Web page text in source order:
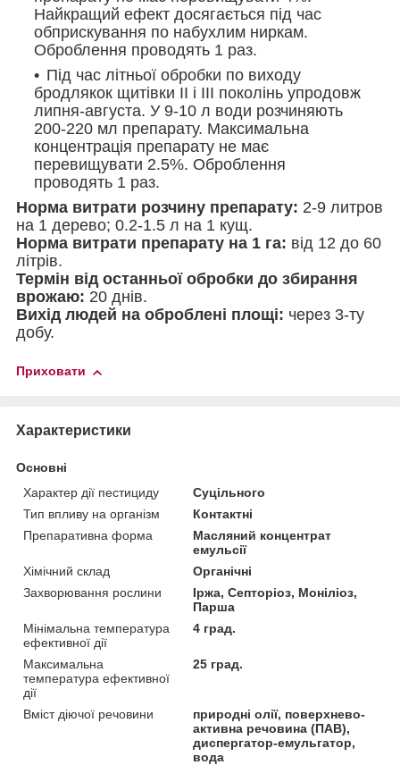
Найкращий ефект досягається під час
обприскування по набухлим ниркам.
Оброблення проводять 1 раз.
Під час літньої обробки по виходу
бродлякок щитівки II і III поколінь упродовж
липня-августа. У 9-10 л води розчиняють
200-220 мл препарату. Максимальна
концентрація препарату не має
перевищувати 2.5%. Оброблення
проводять 1 раз.
Норма витрати розчину препарату: 2-9 литров
на 1 дерево; 0.2-1.5 л на 1 кущ.
Норма витрати препарату на 1 га: від 12 до 60
літрів.
Термін від останньої обробки до збирання
врожаю: 20 днів.
Вихід людей на оброблені площі: через 3-ту
добу.
Приховати
Характеристики
Основні
Характер дії пестициду
Суцільного
Тип впливу на організм
Контактні
Препаративна форма
Масляний концентрат
емульсії
Хімічний склад
Органічні
Захворювання рослини
Іржа, Септоріоз, Моніліоз,
Парша
Мінімальна температура
ефективної дії
4 град.
Максимальна
температура ефективної
дії
25 град.
Вміст діючої речовини
природні олії, поверхнево-
активна речовина (ПАВ),
диспергатор-емульгатор,
вода